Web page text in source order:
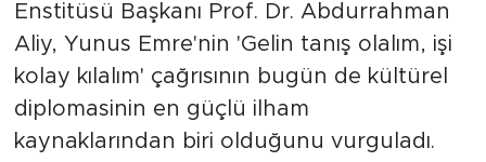
Enstitüsü Başkanı Prof. Dr. Abdurrahman
Aliy, Yunus Emre'nin 'Gelin tanış olalım, işi
kolay kılalım' çağrısının bugün de kültürel
diplomasinin en güçlü ilham
kaynaklarından biri olduğunu vurguladı.